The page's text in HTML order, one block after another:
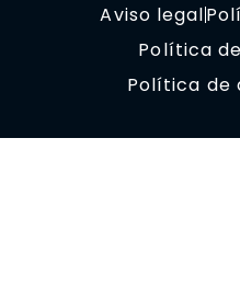
Aviso legal
Política
Política de